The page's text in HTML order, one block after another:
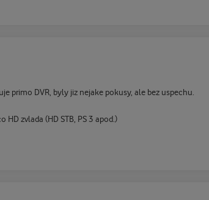
primo DVR, byly jiz nejake pokusy, ale bez uspechu.
zvlada (HD STB, PS 3 apod.)